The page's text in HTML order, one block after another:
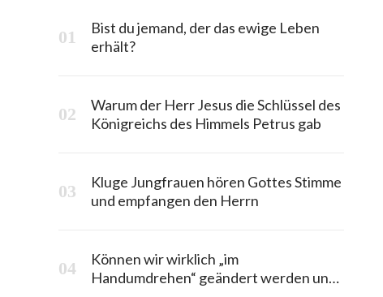
Bist du jemand, der das ewige Leben
erhält?
Warum der Herr Jesus die Schlüssel des
Königreichs des Himmels Petrus gab
Kluge Jungfrauen hören Gottes Stimme
und empfangen den Herrn
Können wir wirklich „im
Handumdrehen“ geändert werden und